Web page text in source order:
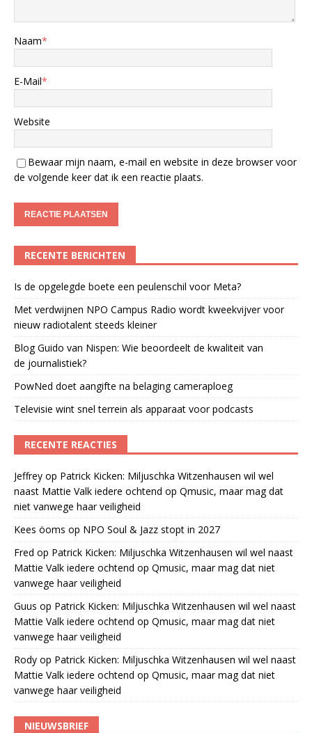
Naam*
E-Mail*
Website
Bewaar mijn naam, e-mail en website in deze browser voor
de volgende keer dat ik een reactie plaats.
RECENTE BERICHTEN
Is de opgelegde boete een peulenschil voor Meta?
Met verdwijnen NPO Campus Radio wordt kweekvijver voor
nieuw radiotalent steeds kleiner
Blog Guido van Nispen: Wie beoordeelt de kwaliteit van
de journalistiek?
PowNed doet aangifte na belaging cameraploeg
Televisie wint snel terrein als apparaat voor podcasts
RECENTE REACTIES
Jeffrey op Patrick Kicken: Miljuschka Witzenhausen wil wel
naast Mattie Valk iedere ochtend op Qmusic, maar mag dat
niet vanwege haar veiligheid
Kees öoms op NPO Soul & Jazz stopt in 2027
Fred op Patrick Kicken: Miljuschka Witzenhausen wil wel naast
Mattie Valk iedere ochtend op Qmusic, maar mag dat niet
vanwege haar veiligheid
Guus op Patrick Kicken: Miljuschka Witzenhausen wil wel naast
Mattie Valk iedere ochtend op Qmusic, maar mag dat niet
vanwege haar veiligheid
Rody op Patrick Kicken: Miljuschka Witzenhausen wil wel naast
Mattie Valk iedere ochtend op Qmusic, maar mag dat niet
vanwege haar veiligheid
NIEUWSBRIEF